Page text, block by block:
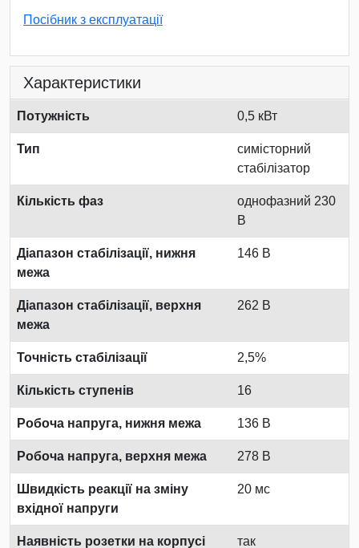
Посібник з експлуатації
Характеристики
Потужність 0,5 кВт
Тип
симісторний
стабілізатор
Кількість фаз
однофазний 230
В
Діапазон стабілізації, нижня
межа
146 В
Діапазон стабілізації, верхня
межа
262 В
Точність стабілізації 2,5%
Кількість ступенів 16
Робоча напруга, нижня межа 136 В
Робоча напруга, верхня межа 278 В
Швидкість реакції на зміну
вхідної напруги
20 мс
Наявність розетки на корпусі
так